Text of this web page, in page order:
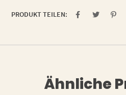
PRODUKT TEILEN:
Ähnliche